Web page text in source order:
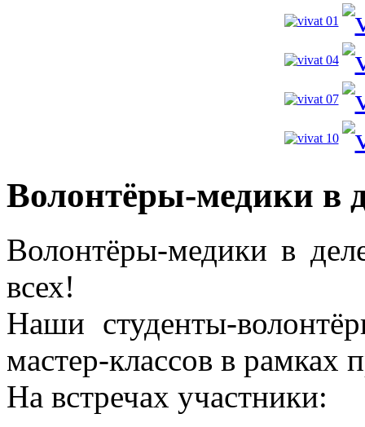
Волонтёры-медики в
Волонтёры-медики в
всех!
Наши
мастер‑классов в
На встречах участники: